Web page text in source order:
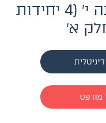
מתמטיקה לכיתה י׳ (4 יחידות
א׳
מודפס